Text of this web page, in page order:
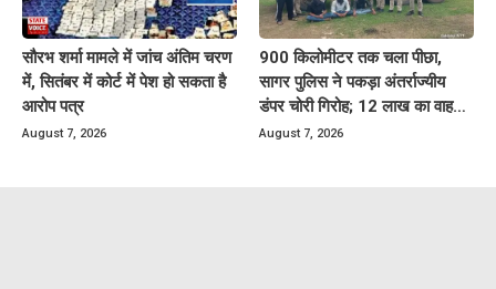
सौरभ शर्मा मामले में जांच अंतिम चरण
में, सितंबर में कोर्ट में पेश हो सकता है
आरोप पत्र
August 7, 2026
900 किलोमीटर तक चला पीछा,
सागर पुलिस ने पकड़ा अंतर्राज्यीय
डंपर चोरी गिरोह; 12 लाख का वाहन
बरामद
August 7, 2026